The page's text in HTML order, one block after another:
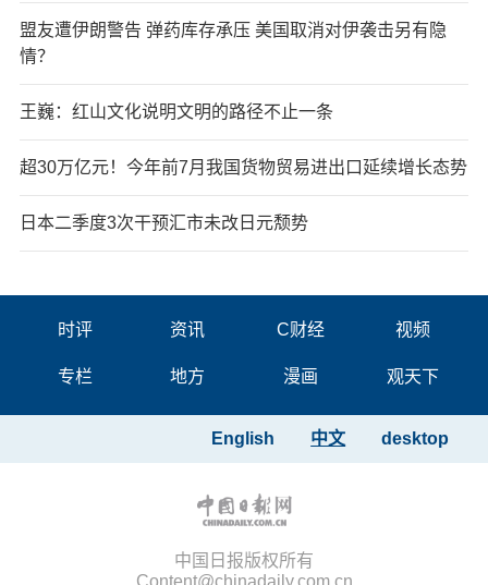
盟友遭伊朗警告 弹药库存承压 美国取消对伊袭击另有隐
情？
王巍：红山文化说明文明的路径不止一条
超30万亿元！今年前7月我国货物贸易进出口延续增长态势
日本二季度3次干预汇市未改日元颓势
时评 资讯 C财经 视频
专栏 地方 漫画 观天下
desktop
中文
English
中国日报版权所有
Content@chinadaily.com.cn